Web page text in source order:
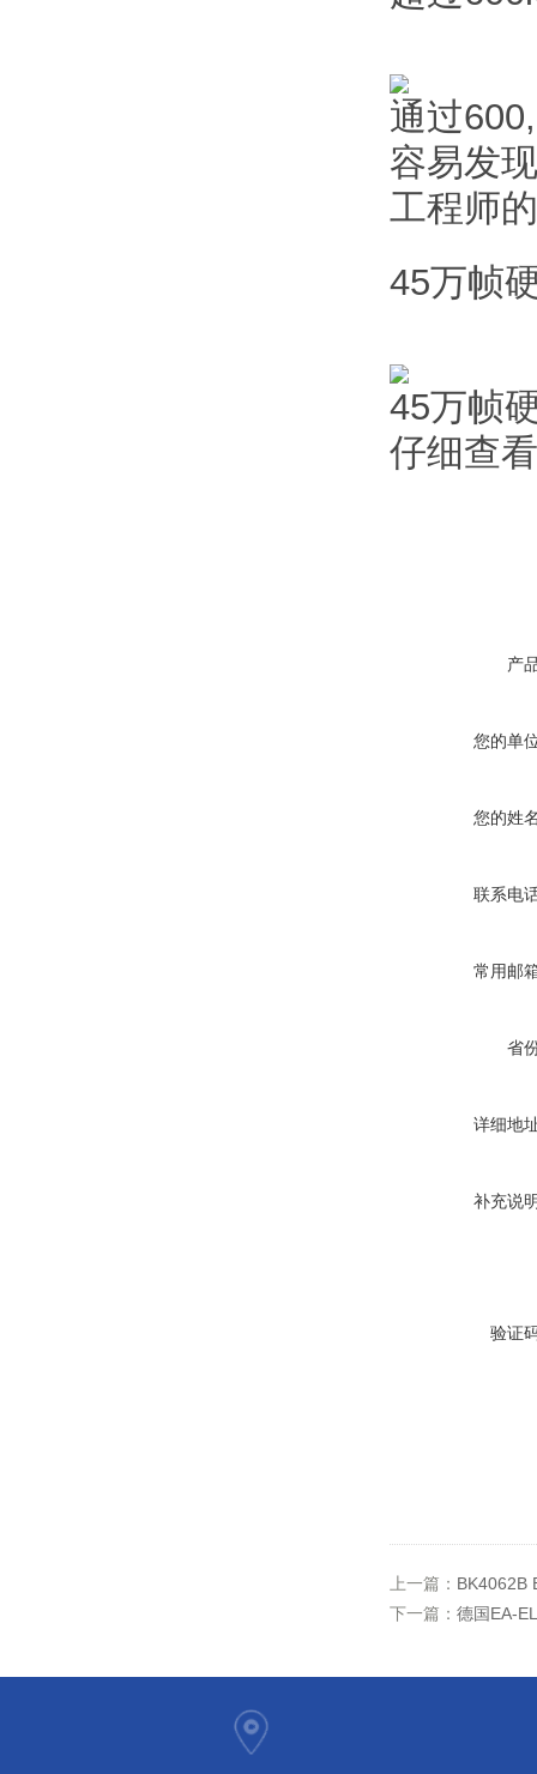
通过
容易发
工程师
45万帧
45万帧
仔细查
产
您的单
您的姓
联系电
常用邮
省
详细地
补充说
验证
上一篇： BK4062B
下一篇： 德国EA-